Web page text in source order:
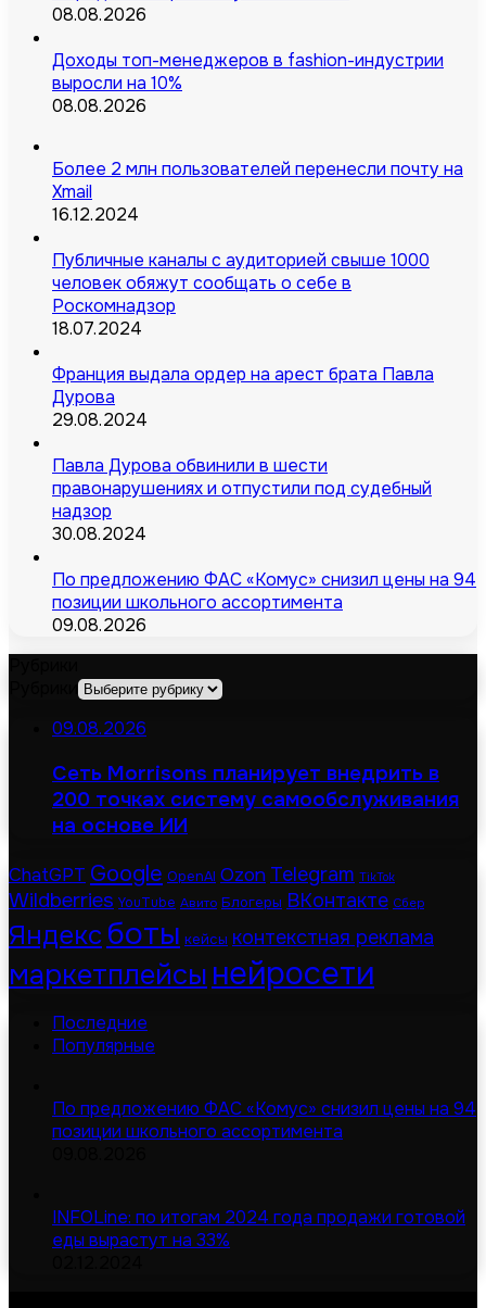
08.08.2026
Доходы топ-менеджеров в fashion-индустрии
выросли на 10%
08.08.2026
Более 2 млн пользователей перенесли почту на
Xmail
16.12.2024
Публичные каналы с аудиторией свыше 1000
человек обяжут сообщать о себе в
Роскомнадзор
18.07.2024
Франция выдала ордер на арест брата Павла
Дурова
29.08.2024
Павла Дурова обвинили в шести
правонарушениях и отпустили под судебный
надзор
30.08.2024
По предложению ФАС «Комус» снизил цены на 94
позиции школьного ассортимента
09.08.2026
09.08.2026
Сеть Morrisons планирует внедрить в
200 точках систему самообслуживания
на основе ИИ
ChatGPT Google OpenAI Ozon Telegram TikTok
Wildberries YouTube Авито Блогеры ВКонтакте Сбер
Яндексботы кейсы контекстная реклама
маркетплейсы нейросети
Последние
Популярные
По предложению ФАС «Комус» снизил цены на 94
позиции школьного ассортимента
INFOLine: по итогам 2024 года продажи готовой
еды вырастут на 33%